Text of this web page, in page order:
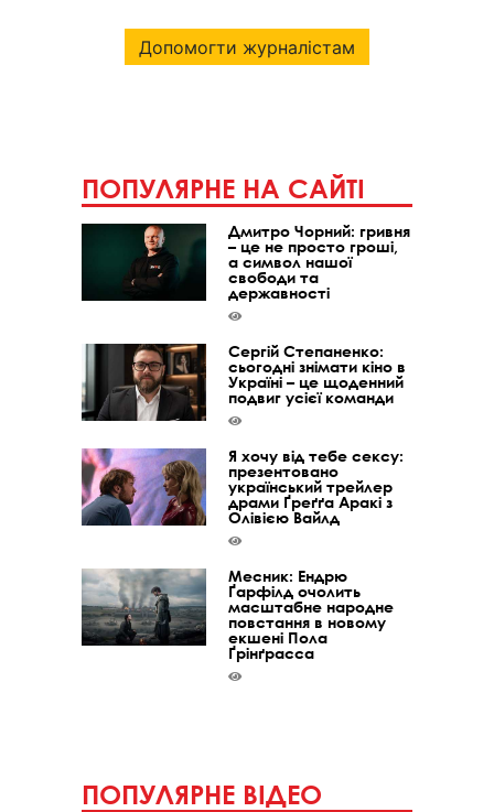
Допомогти журналістам
ПОПУЛЯРНЕ НА САЙТІ
Дмитро Чорний: гривня
– це не просто гроші,
а символ нашої
свободи та
державності
Сергій Степаненко:
сьогодні знімати кіно в
Україні – це щоденний
подвиг усієї команди
Я хочу від тебе сексу:
презентовано
український трейлер
драми Ґреґґа Аракі з
Олівією Вайлд
Месник: Ендрю
Ґарфілд очолить
масштабне народне
повстання в новому
екшені Пола
Ґрінґрасса
ПОПУЛЯРНЕ ВІДЕО